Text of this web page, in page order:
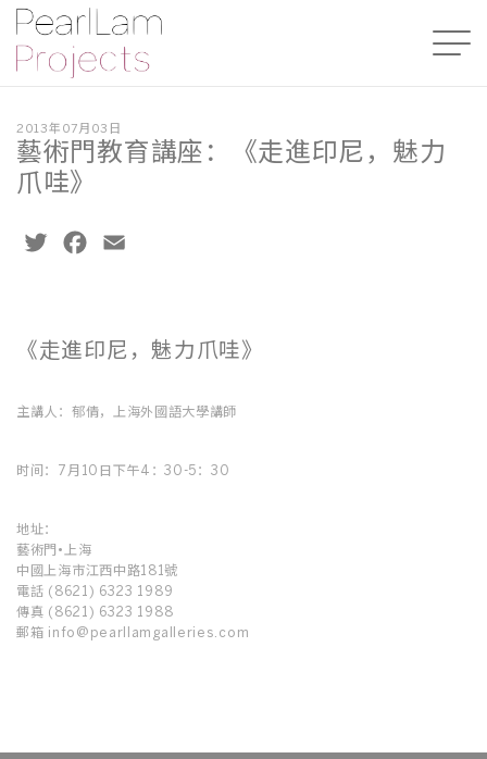
2013年07月03日
藝術門教育講座：《走進印尼，魅力
爪哇》
TwitterFacebook
《走進印尼，魅力爪哇》
主講人：郁倩，上海外國語大學講師
时间：7月10日下午4：30-5：30
地址：
藝術門•上海
中國上海市江西中路181號
電話 (8621) 6323 1989
傳真 (8621) 6323 1988
郵箱 info@pearllamgalleries.com